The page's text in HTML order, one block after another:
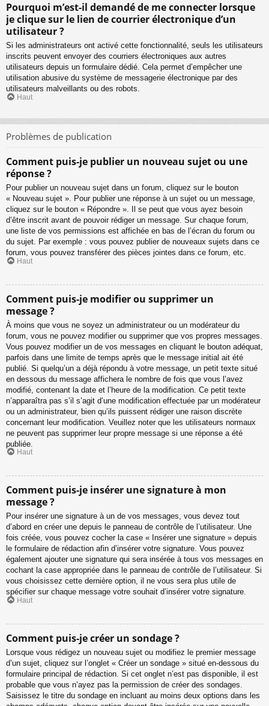
Pourquoi m’est-il demandé de me connecter lorsque
je clique sur le lien de courrier électronique d’un
utilisateur ?
Si les administrateurs ont activé cette fonctionnalité, seuls les utilisateurs
inscrits peuvent envoyer des courriers électroniques aux autres
utilisateurs depuis un formulaire dédié. Cela permet d’empêcher une
utilisation abusive du système de messagerie électronique par des
utilisateurs malveillants ou des robots.
Haut
Problèmes de publication
Comment puis-je publier un nouveau sujet ou une
réponse ?
Pour publier un nouveau sujet dans un forum, cliquez sur le bouton
« Nouveau sujet ». Pour publier une réponse à un sujet ou un message,
cliquez sur le bouton « Répondre ». Il se peut que vous ayez besoin
d’être inscrit avant de pouvoir rédiger un message. Sur chaque forum,
une liste de vos permissions est affichée en bas de l’écran du forum ou
du sujet. Par exemple : vous pouvez publier de nouveaux sujets dans ce
forum, vous pouvez transférer des pièces jointes dans ce forum, etc.
Haut
Comment puis-je modifier ou supprimer un
message ?
À moins que vous ne soyez un administrateur ou un modérateur du
forum, vous ne pouvez modifier ou supprimer que vos propres messages.
Vous pouvez modifier un de vos messages en cliquant le bouton adéquat,
parfois dans une limite de temps après que le message initial ait été
publié. Si quelqu’un a déjà répondu à votre message, un petit texte situé
en dessous du message affichera le nombre de fois que vous l’avez
modifié, contenant la date et l’heure de la modification. Ce petit texte
n’apparaîtra pas s’il s’agit d’une modification effectuée par un modérateur
ou un administrateur, bien qu’ils puissent rédiger une raison discrète
concernant leur modification. Veuillez noter que les utilisateurs normaux
ne peuvent pas supprimer leur propre message si une réponse a été
publiée.
Haut
Comment puis-je insérer une signature à mon
message ?
Pour insérer une signature à un de vos messages, vous devez tout
d’abord en créer une depuis le panneau de contrôle de l’utilisateur. Une
fois créée, vous pouvez cocher la case « Insérer une signature » depuis
le formulaire de rédaction afin d’insérer votre signature. Vous pouvez
également ajouter une signature qui sera insérée à tous vos messages en
cochant la case appropriée dans le panneau de contrôle de l’utilisateur. Si
vous choisissez cette dernière option, il ne vous sera plus utile de
spécifier sur chaque message votre souhait d’insérer votre signature.
Haut
Comment puis-je créer un sondage ?
Lorsque vous rédigez un nouveau sujet ou modifiez le premier message
d’un sujet, cliquez sur l’onglet « Créer un sondage » situé en-dessous du
formulaire principal de rédaction. Si cet onglet n’est pas disponible, il est
probable que vous n’ayez pas la permission de créer des sondages.
Saisissez le titre du sondage en incluant au moins deux options dans les